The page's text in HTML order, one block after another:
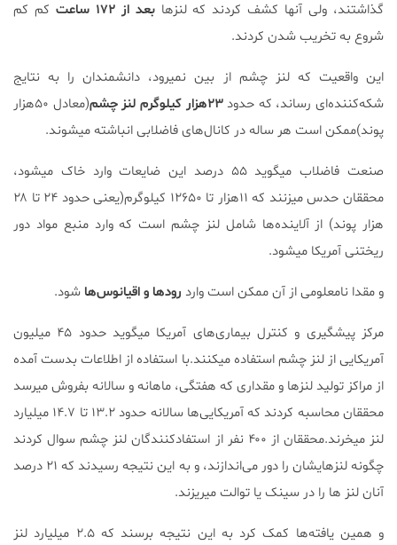
گذاشتند، ولی آنها کشف کردند که لنزهابعد از ۱۷۲ ساعت
کم کم
شروع به تخریب شدن کردند.
این واقعیت که لنز چشم از بین نمیرود، دانشمندان را به نتایج
شکه‌کننده‌ای رساند، که حدود ۲۳هزار کیلوگرم لنز چشم
(معادل ۵۰هزار
پوند)ممکن است هر ساله در کانال‌های فاضلابی انباشته میشوند.
صنعت فاضلاب میگوید ۵۵ درصد این ضایعات وارد خاک میشود،
محققان حدس میزنند که ۱۱هزار تا ۱۲۶۵۰ کیلوگرم(یعنی حدود ۲۴ تا ۲۸
هزار پوند) از آلاینده‌ها شامل لنز چشم است که وارد منبع مواد دور
ریختنی آمریکا میشود.
و مقدا نامعلومی از آن ممکن است وارد رودها و اقیانوس‌ها شود.
مرکز پیشگیری و کنترل بیماری‌های آمریکا میگوید حدود ۴۵ میلیون
آمریکایی از لنز چشم استفاده میکنند.با استفاده از اطلاعات بدست آمده
از مراکز تولید لنزها و مقداری که هفتگی، ماهانه و سالانه بفروش میرسد
محققان محاسبه کردند که آمریکایی‌ها سالانه حدود ۱۳.۲ تا ۱۴.۷ میلیارد
لنز میخرند.محققان از ۴۰۰ نفر از استفادکنندگان لنز چشم سوال کردند
چگونه لنزهایشان را دور می‌اندازند، و به این نتیجه رسیدند که ۲۱ درصد
آنان لنز ها را در سینک یا توالت میریزند.
و همین یافته‌ها کمک کرد به این نتیجه برسند که ۲.۵ میلیارد لنز